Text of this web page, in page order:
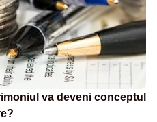
va deveni conceptul